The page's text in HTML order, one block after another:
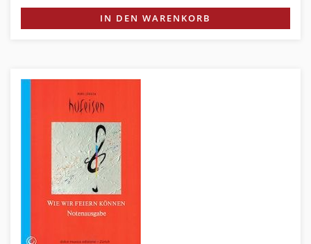
IN DEN WARENKORB